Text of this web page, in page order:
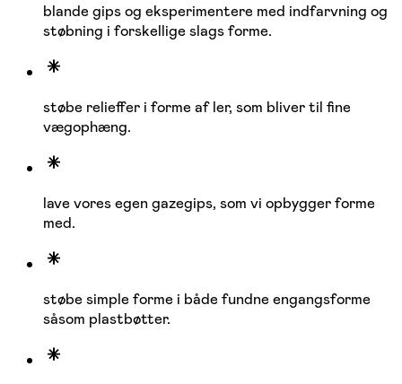
blande gips og eksperimentere med indfarvning og
støbning i forskellige slags forme.
støbe relieffer i forme af ler, som bliver til fine
vægophæng.
lave vores egen gazegips, som vi opbygger forme
med.
støbe simple forme i både fundne engangsforme
såsom plastbøtter.